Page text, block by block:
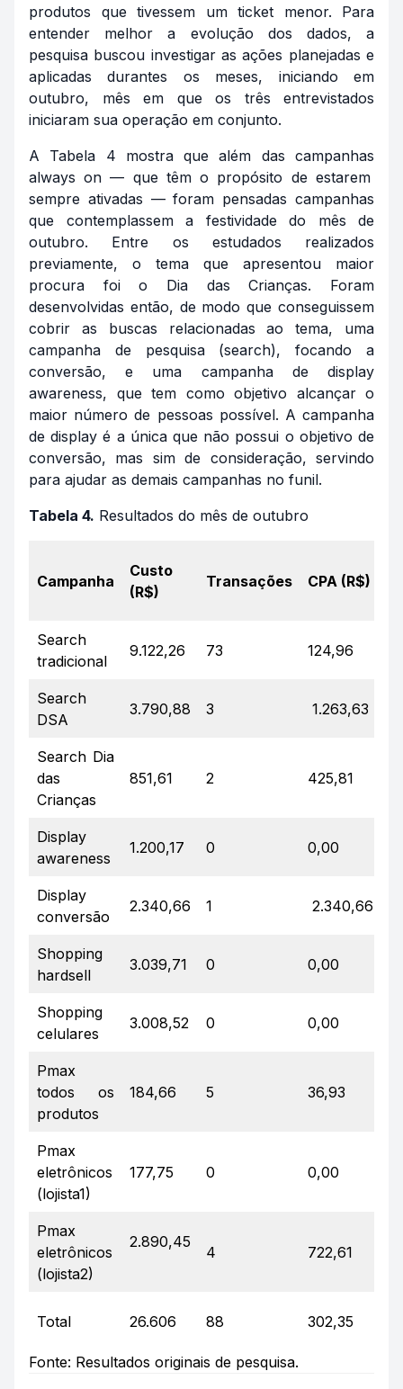
produtos que tivessem um ticket menor. Para
entender melhor a evolução dos dados, a
pesquisa buscou investigar as ações planejadas e
aplicadas durantes os meses, iniciando em
outubro, mês em que os três entrevistados
iniciaram sua operação em conjunto.
A Tabela 4 mostra que além das campanhas
always on — que têm o propósito de estarem
sempre ativadas — foram pensadas campanhas
que contemplassem a festividade do mês de
outubro. Entre os estudados realizados
previamente, o tema que apresentou maior
procura foi o Dia das Crianças. Foram
desenvolvidas então, de modo que conseguissem
cobrir as buscas relacionadas ao tema, uma
campanha de pesquisa (search), focando a
conversão, e uma campanha de display
awareness, que tem como objetivo alcançar o
maior número de pessoas possível. A campanha
dedisplay é a única que não possui o objetivo de
conversão, mas sim de consideração, servindo
para ajudar as demais campanhas no funil.
Tabela 4. Resultados do mês de outubro
Campanha
Custo
(R$)
Transações CPA (R$)
Search
tradicional
9.122,26 73 124,96
Search
DSA
3.790,88 3 1.263,63
Search Dia
das
Crianças
851,61 2 425,81
Display
awareness
1.200,17 0 0,00
Display
conversão
2.340,66 1 2.340,66
Shopping
hardsell
3.039,71 0 0,00
Shopping
celulares
3.008,52 0 0,00
Pmax
todos os
produtos
184,66 5 36,93
Pmax
eletrônicos
(lojista1)
177,75 0 0,00
Pmax
eletrônicos
(lojista2)
2.890,45
4 722,61
Total 26.606 88 302,35
Fonte: Resultados originais de pesquisa.